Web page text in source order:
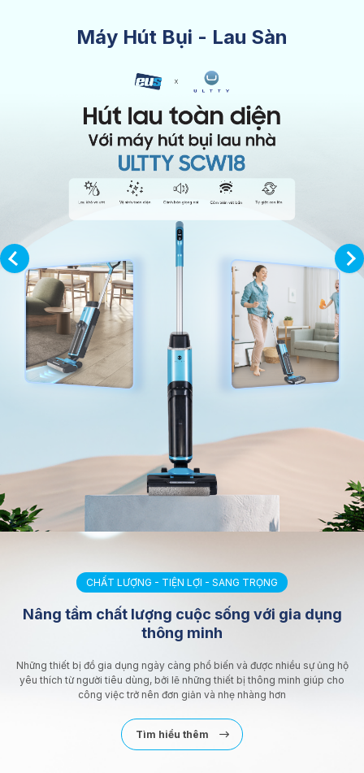
Máy Hút Bụi - Lau Sàn
CHẤT LƯỢNG - TIỆN LỢI - SANG TRỌNG
Nâng tầm chất lượng cuộc sống với gia dụng
thông minh
Những thiết bị đồ gia dụng ngày càng phổ biến và được nhiều sự ủng hộ
yêu thích từ người tiêu dùng, bởi lẽ những thiết bị thông minh giúp cho
công việc trở nên đơn giản và nhẹ nhàng hơn
Tìm hiểu thêm